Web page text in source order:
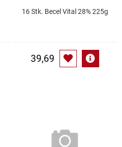
16 Stk. Becel Vital 28% 225g
39,69